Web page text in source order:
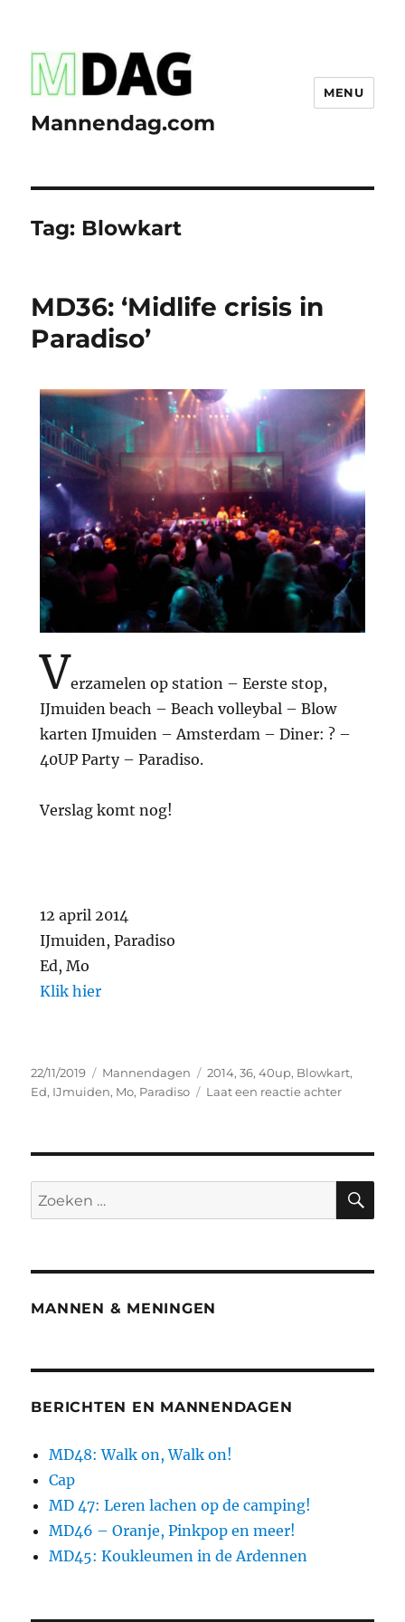
Mannendag.com
MENU
Tag: Blowkart
MD36: ‘Midlife crisis in
Paradiso’
Verzamelen op station – Eerste stop,
IJmuiden beach – Beach volleybal – Blow
karten IJmuiden – Amsterdam – Diner: ? –
40UP Party – Paradiso.
Verslag komt nog!
12 april 2014
IJmuiden, Paradiso
Ed, Mo
Klik hier
22/11/2019 Mannendagen 2014,36,40up, Blowkart,
Ed, IJmuiden, Mo, Paradiso Laat een reactie achter
MANNEN & MENINGEN
BERICHTEN EN MANNENDAGEN
MD48: Walk on, Walk on!
Cap
MD 47: Leren lachen op de camping!
MD46 – Oranje, Pinkpop en meer!
MD45: Koukleumen in de Ardennen